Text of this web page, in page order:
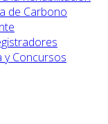
de Carbono
y Concursos